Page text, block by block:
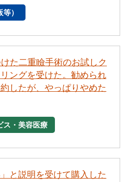
）
た二重瞼手術のお試しク
ングを受けた。勧められ
したが、やっぱりやめた
ス・美容医療
と説明を受けて購入した